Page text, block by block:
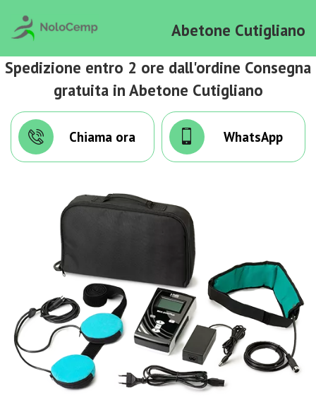
Abetone Cutigliano
Spedizione entro 2 ore dall'ordine Consegna
gratuita in Abetone Cutigliano
Chiama ora WhatsApp